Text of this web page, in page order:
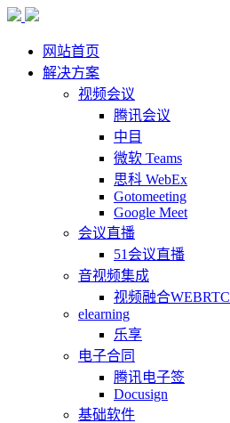
网站首页
解决方案
视频会议
腾讯会议
中目
微软 Teams
思科 WebEx
Gotomeeting
Google Meet
会议直播
51会议直播
音视频集成
视频融合WEBRTC
elearning
乐享
电子合同
腾讯电子签
Docusign
基础软件